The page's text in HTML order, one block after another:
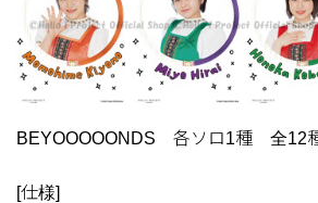
BEYOOOOONDS 各ソロ1種 全12
[仕様]